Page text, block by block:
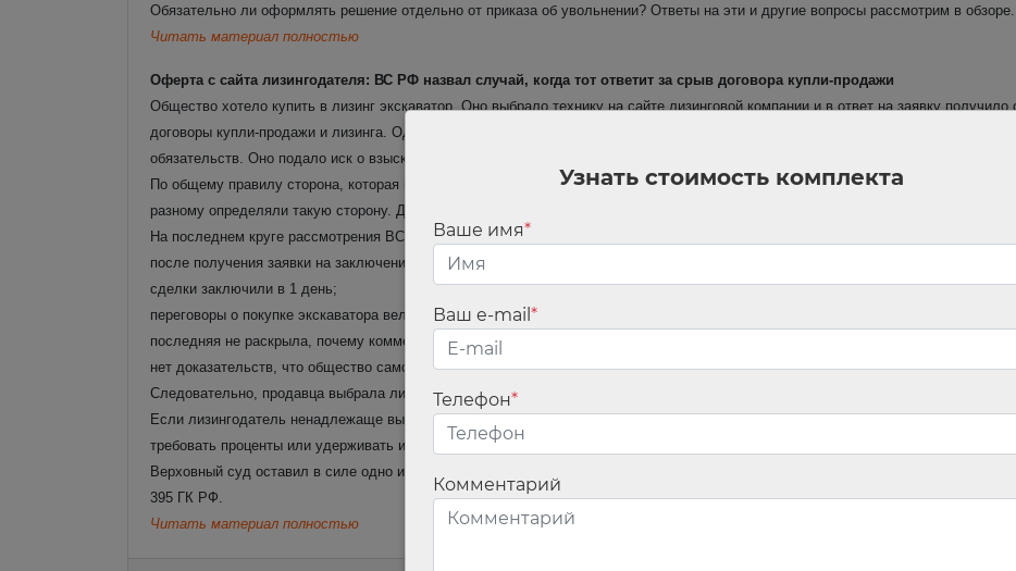
Обязательно ли оформлять решение отдельно от приказа об увольнении? Ответы на эти и другие вопросы рассмотрим в обзоре.
Читать материал полностью
Оферта с сайта лизингодателя: ВС РФ назвал случай, когда тот ответит за срыв договора купли-продажи
Общество хотело купить в лизинг экскаватор. Оно выбрало технику на сайте лизинговой компании и в ответ на заявку
договоры купли-продажи и лизинга. Однако продавец не отгрузил экскаватор, и обе сделки расторгли. Общество не
обязательств. Оно подало иск о взыскании с компании неосновательного обогащения и процентов по ст. 395 ГК РФ.
По общему правилу сторона, которая выбрала продавца предмета лизинга, несет риск срыва договора купли-продажи и
разному определяли такую сторону. Дело не раз проходило все инстанции.
На последнем круге рассмотрения ВС РФ отметил следующее:
после получения заявки на заключение договора лизинга компания направила обществу все документы, в т.ч. проекты
сделки заключили в 1 день;
переговоры о покупке экскаватора вел только представитель компании;
последняя не раскрыла, почему коммерческие предложения поставщиков техники размещаются на ее сайте;
нет доказательств, что общество само взаимодействовало с продавцом.
Следовательно, продавца выбрала лизинговая компания, а общество только согласилось с ее условиями.
Если лизингодатель ненадлежаще выбрал продавца и из-за этого не достигнуты цели договора, то клиент не обязан вносить
требовать проценты или удерживать их при завершении расчетов по договору.
Верховный суд оставил в силе одно из постановлений апелляции, которым удовлетворены требования общества в части
395 ГК РФ.
Читать материал полностью
Узнать стоимость комплекта
Ваше имя*
Ваш e-mail *
Телефон*
Комментарий